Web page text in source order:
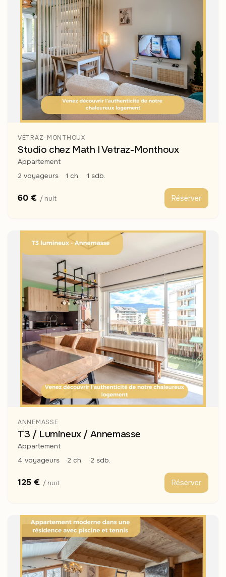
VÉTRAZ-MONTHOUX
Studio chez Math I Vetraz-Monthoux
Appartement
2 voyageurs
1 ch. 1 sdb.
60 € / nuit Réserver
ANNEMASSE
T3 / Lumineux / Annemasse
Appartement
4 voyageurs
2 ch. 2 sdb.
125 € / nuit Réserver